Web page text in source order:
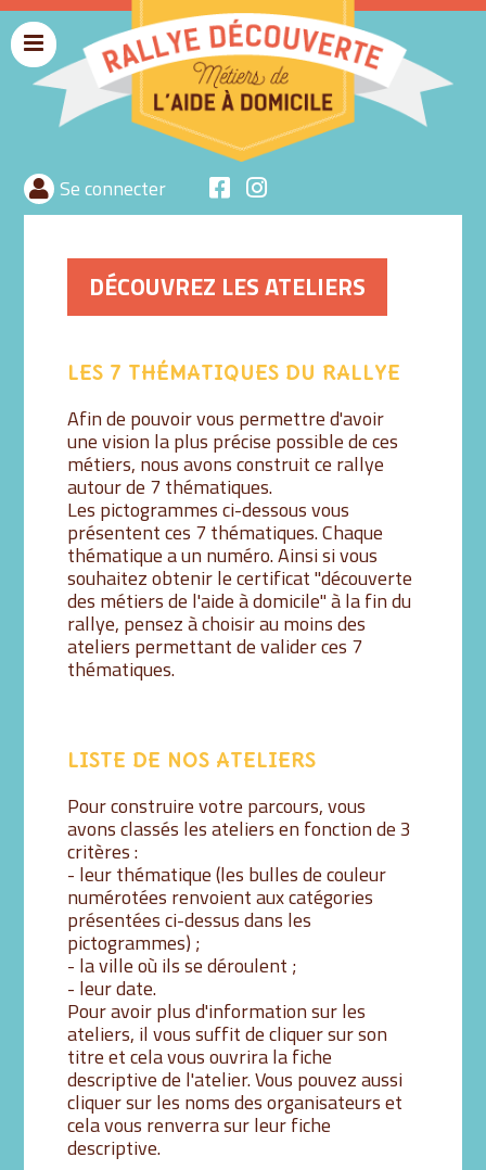
rallyeaide
Se connecter
Menu
DÉCOUVREZ LES ATELIERS
LES 7 THÉMATIQUES DU RALLYE
Afin de pouvoir vous permettre d'avoir
une vision la plus précise possible de ces
métiers, nous avons construit ce rallye
autour de 7 thématiques.
Les pictogrammes ci-dessous vous
présentent ces 7 thématiques. Chaque
thématique a un numéro. Ainsi si vous
souhaitez obtenir le certificat "découverte
des métiers de l'aide à domicile" à la fin du
rallye, pensez à choisir au moins des
ateliers permettant de valider ces 7
thématiques.
LISTE DE NOS ATELIERS
Pour construire votre parcours, vous
avons classés les ateliers en fonction de 3
critères :
- leur thématique (les bulles de couleur
numérotées renvoient aux catégories
présentées ci-dessus dans les
pictogrammes) ;
- la ville où ils se déroulent ;
- leur date.
Pour avoir plus d'information sur les
ateliers, il vous suffit de cliquer sur son
titre et cela vous ouvrira la fiche
descriptive de l'atelier. Vous pouvez aussi
cliquer sur les noms des organisateurs et
cela vous renverra sur leur fiche
descriptive.